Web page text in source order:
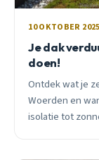
10 OKTOBER
Je dak
doen!
Ontdek wat je
Woerden en
isolatie tot